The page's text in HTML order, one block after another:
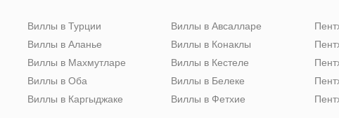
Виллы в Турции
Виллы в Аланье
Виллы в Махмутларе
Виллы в Оба
Виллы в Каргыджаке
Виллы в Авсалларе
Виллы в Конаклы
Виллы в Кестеле
Виллы в Белеке
Виллы в Фетхие